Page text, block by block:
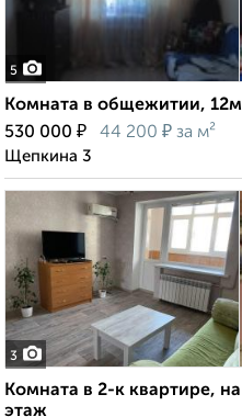
5
Комната в общежитии,
530 000 ₽ 44 200 ₽ за м²
Щепкина 3
3
Комната в 2-к квартире,
этаж